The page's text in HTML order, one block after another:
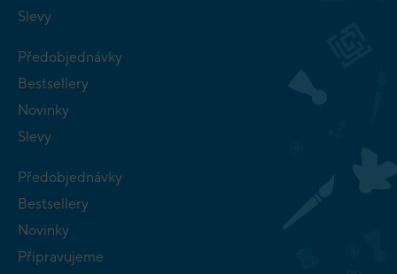
Slevy
Předobjednávky
Bestsellery
Novinky
Slevy
Předobjednávky
Bestsellery
Novinky
Připravujeme